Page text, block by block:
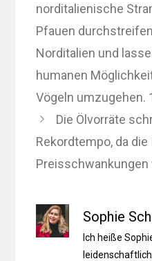
norditalienische
Pfauen
Norditalien und
humanen
Vögeln umzugehen.
Die Ölvorräte
Rekordtempo, da
Preisschwankungen
Sophie
Ich heiße